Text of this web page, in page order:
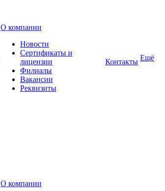
О компании
Новости
Сертификаты и
лицензии
Филиалы
Вакансии
Реквизиты
Контакты Ещё
О компании